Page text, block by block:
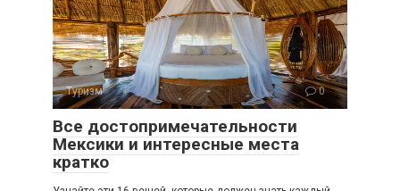
Туризм 0
Все достопримечательности
Мексики и интересные места
кратко